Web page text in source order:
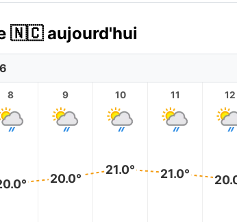
🇳🇨 aujourd'hui
8 9
20.0°
10
21.0°
11
21.0°
12